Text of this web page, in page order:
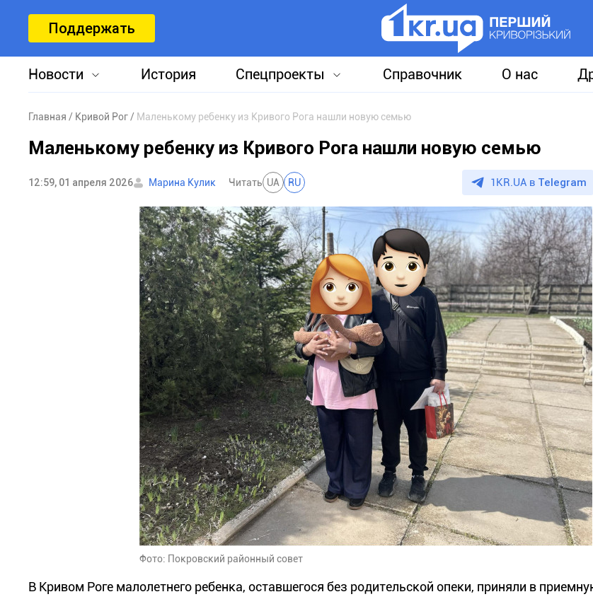
Поддержать
Новости История Спецпроекты Справочник О нас
Главная Кривой Рог Маленькому ребенку из Кривого Рога нашли новую семью
Маленькому ребенку из Кривого Рога нашли новую семью
12:59, 01 апреля 2026 Марина Кулик Читать UA RU 1KR.UA в Telegram
Фото: Покровский районный совет
В Кривом Роге малолетнего ребенка, оставшегося без родительской опеки, приняли в